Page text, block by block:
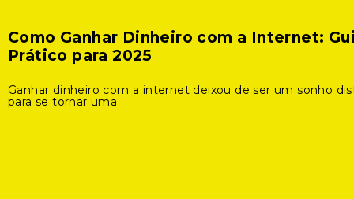
Como Ganhar Dinheiro com a Internet:
Prático para 2025
Ganhar dinheiro com a internet deixou de ser um sonho
para se tornar uma